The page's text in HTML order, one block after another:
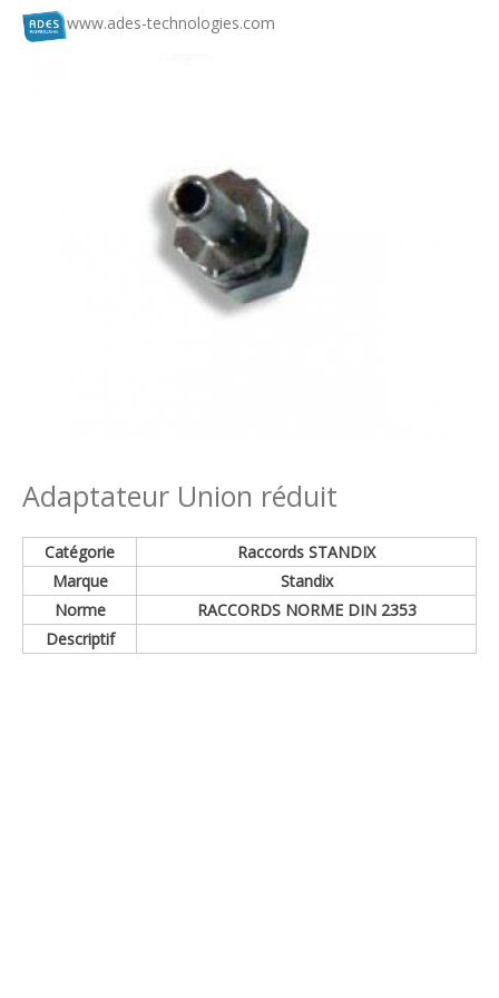
www.ades-technologies.com
Adaptateur Union réduit
Catégorie
Raccords STANDIX
Marque
Standix
Norme
RACCORDS NORME DIN 2353
Descriptif